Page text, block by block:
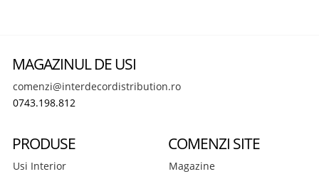
MAGAZINUL DE USI
comenzi@interdecordistribution.ro
0743.198.812
PRODUSE
Usi Interior
COMENZI SITE
Magazine